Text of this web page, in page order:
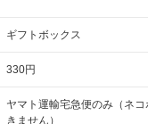
ギフトボックス
330円
ヤマト運輸宅急便のみ（ネ
きません）